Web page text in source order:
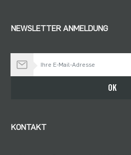
NEWSLETTER ANMELDUNG
OK
KONTAKT